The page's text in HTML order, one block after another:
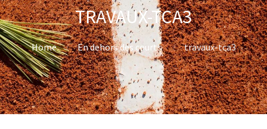
TRAVAUX-TCA3
Home En dehors des courts travaux-tca3